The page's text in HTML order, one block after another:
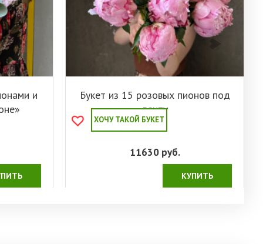
и
Букет из 15 розовых пионов под
ленту
11630руб.
ХОЧУ ТАКОЙ БУКЕТ
КУПИТЬ